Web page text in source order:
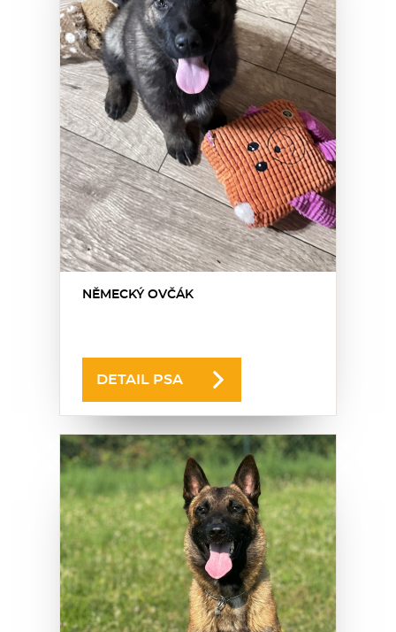
NĚMECKÝ OVČÁK
DETAIL PSA